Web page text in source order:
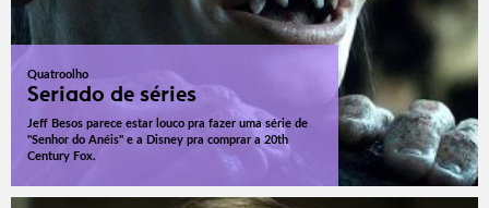
Quatroolho
Seriado de séries
Jeff Besos parece estar louco pra fazer uma série de
"Senhor do Anéis" e a Disney pra comprar a 20th
Century Fox.